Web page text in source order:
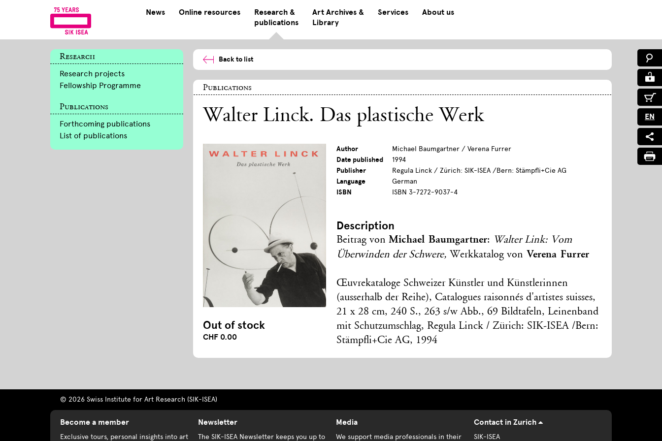
News Online resources
Research &
publications
Art Archives &
Library
Services About us
EN
Research
Research projects
Fellowship Programme
Publications
Forthcoming publications
List of publications
Back to list
Publications
Walter Linck. Das plastische Werk
Out of stock
CHF 0.00
Author
Michael Baumgartner / Verena Furrer
Date published
1994
Publisher
Regula Linck / Zürich: SIK-ISEA /Bern: Stämpfli+Cie AG
Language
German
ISBN
ISBN 3-7272-9037-4
Description
Beitrag vonMichael Baumgartner: Walter Link: Vom
Überwinden der Schwere, Werkkatalog von Verena Furrer
Œuvrekataloge Schweizer Künstler und Künstlerinnen
(ausserhalb der Reihe), Catalogues raisonnés d'artistes suisses,
21 x 28 cm, 240 S., 263 s/w Abb., 69 Bildtafeln, Leinenband
mit Schutzumschlag, Regula Linck / Zürich: SIK-ISEA /Bern:
Stämpfli+Cie AG, 1994
© 2026 Swiss Institute for Art Research (SIK-ISEA)
Become a member
Exclusive tours, personal insights into art
Newsletter
The SIK-ISEA Newsletter keeps you up to
Media
We support media professionals in their
Contact in Zurich
SIK-ISEA